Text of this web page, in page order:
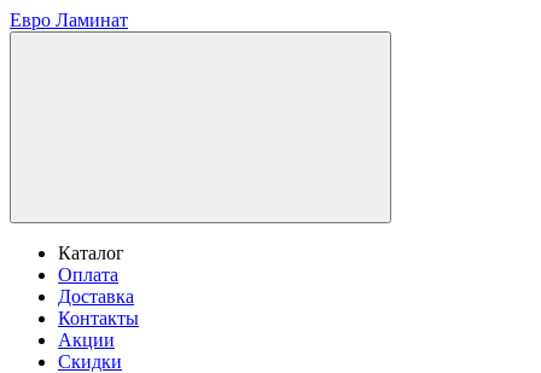
Евро Ламинат
Каталог
Оплата
Доставка
Контакты
Акции
Скидки